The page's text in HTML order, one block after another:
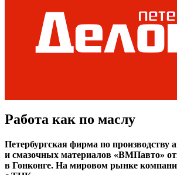
Работа как по маслу
Петербургская фирма по производству
и смазочных материалов «ВМПавто»
в Гонконге. На мировом рынке